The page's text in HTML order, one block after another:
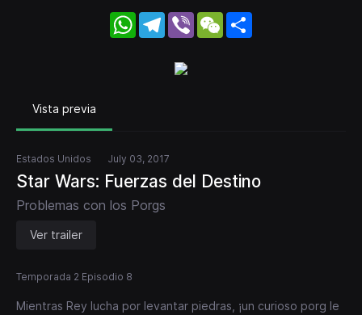
WhatsApp
Telegram
Viber WeChat
Vista previa
Estados Unidos July 03, 2017
Star Wars: Fuerzas del Destino
Problemas con los Porgs
Ver trailer
Temporada 2 Episodio 8
Mientras Rey lucha por levantar piedras, ¡un curioso porg le